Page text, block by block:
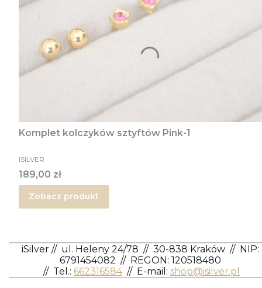
Komplet kolczyków sztyftów Pink-1
PRODUCENT
ISILVER
Cena
189,00 zł
Zobacz produkt
iSilver // ul. Heleny 24/78 // 30-838 Kraków // NIP:
6791454082 // REGON: 120518480
// Tel.: 662316584 // E-mail: shop@isilver.pl